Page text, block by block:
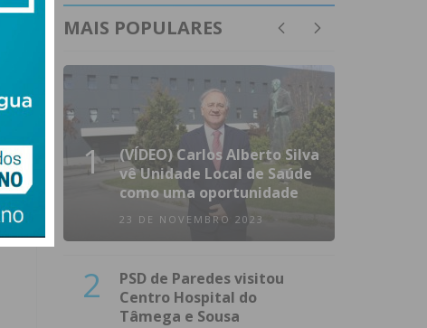
MAIS POPULARES
1
(VÍDEO) Carlos Alberto Silva
vê Unidade Local de Saúde
como uma oportunidade
23 DE NOVEMBRO 2023
2
PSD de Paredes visitou
Centro Hospital do
Tâmega e Sousa